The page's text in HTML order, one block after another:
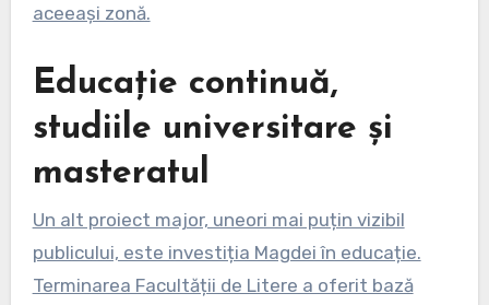
aceeași zonă.
Educație continuă,
studiile universitare și
masteratul
Un alt proiect major, uneori mai puțin vizibil
publicului, este investiția Magdei în educație.
Terminarea Facultății de Litere a oferit bază